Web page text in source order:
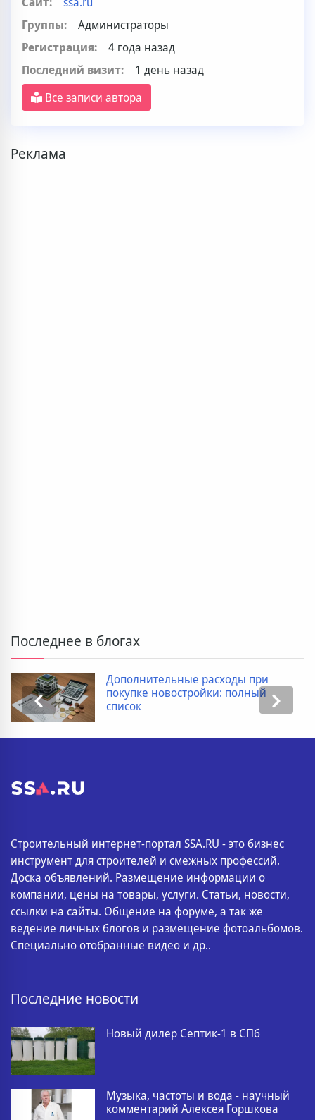
Группы:
Администраторы
Регистрация:
4 года назад
Последний визит:
1 день назад
Все записи автора
Реклама
Последнее в блогах
Дополнительные расходы при
покупке новостройки: полный
список
Строительный интернет-портал SSA.RU - это бизнес
инструмент для строителей и смежных профессий.
Доска объявлений. Размещение информации о
компании, цены на товары, услуги. Статьи, новости,
ссылки на сайты. Общение на форуме, а так же
ведение личных блогов и размещение фотоальбомов.
Специально отобранные видео и др..
Последние новости
Новый дилер Септик-1 в СПб
Музыка, частоты и вода - научный
комментарий Алексея Горшкова